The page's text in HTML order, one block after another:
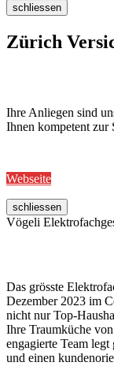
schliessen
Zürich
Ihre Anliegen sind
Ihnen kompetent zur
Webseite
schliessen
Vögeli
Das grösste
Dezember 2023 im
nicht nur Top-
Ihre Traumküche
engagierte Team
und einen